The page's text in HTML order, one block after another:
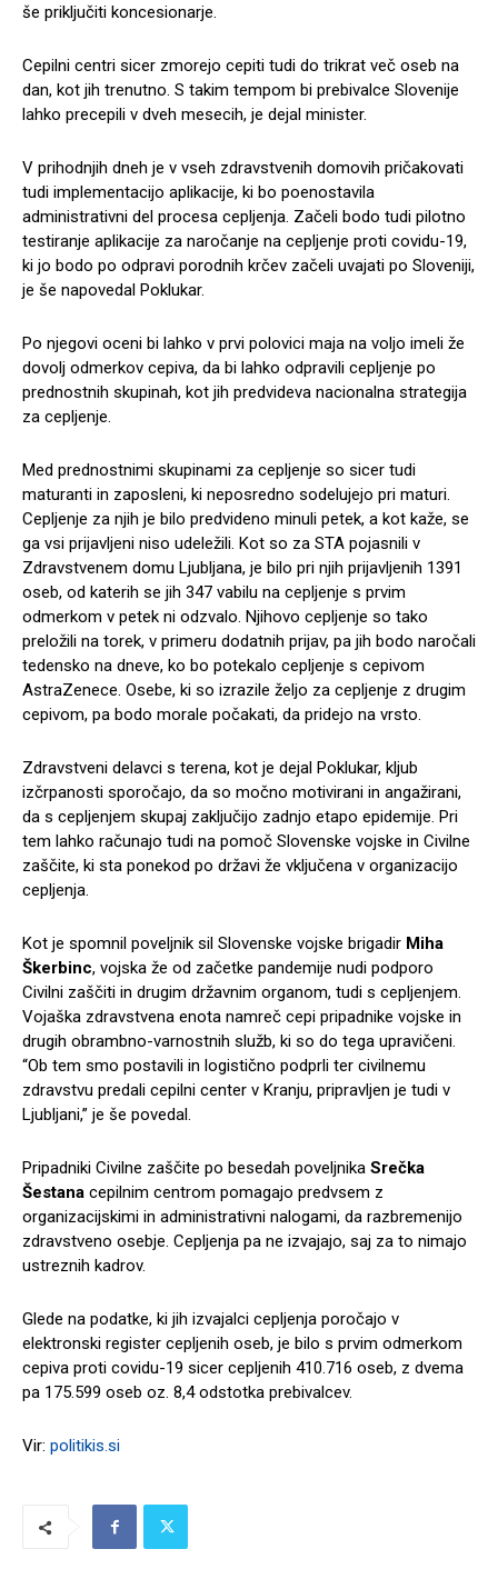
še priključiti koncesionarje.
Cepilni centri sicer zmorejo cepiti tudi do trikrat več oseb na
dan, kot jih trenutno. S takim tempom bi prebivalce Slovenije
lahko precepili v dveh mesecih, je dejal minister.
V prihodnjih dneh je v vseh zdravstvenih domovih pričakovati
tudi implementacijo aplikacije, ki bo poenostavila
administrativni del procesa cepljenja. Začeli bodo tudi pilotno
testiranje aplikacije za naročanje na cepljenje proti covidu-19,
ki jo bodo po odpravi porodnih krčev začeli uvajati po Sloveniji,
je še napovedal Poklukar.
Po njegovi oceni bi lahko v prvi polovici maja na voljo imeli že
dovolj odmerkov cepiva, da bi lahko odpravili cepljenje po
prednostnih skupinah, kot jih predvideva nacionalna strategija
za cepljenje.
Med prednostnimi skupinami za cepljenje so sicer tudi
maturanti in zaposleni, ki neposredno sodelujejo pri maturi.
Cepljenje za njih je bilo predvideno minuli petek, a kot kaže, se
ga vsi prijavljeni niso udeležili. Kot so za STA pojasnili v
Zdravstvenem domu Ljubljana, je bilo pri njih prijavljenih 1391
oseb, od katerih se jih 347 vabilu na cepljenje s prvim
odmerkom v petek ni odzvalo. Njihovo cepljenje so tako
preložili na torek, v primeru dodatnih prijav, pa jih bodo naročali
tedensko na dneve, ko bo potekalo cepljenje s cepivom
AstraZenece. Osebe, ki so izrazile željo za cepljenje z drugim
cepivom, pa bodo morale počakati, da pridejo na vrsto.
Zdravstveni delavci s terena, kot je dejal Poklukar, kljub
izčrpanosti sporočajo, da so močno motivirani in angažirani,
da s cepljenjem skupaj zaključijo zadnjo etapo epidemije. Pri
tem lahko računajo tudi na pomoč Slovenske vojske in Civilne
zaščite, ki sta ponekod po državi že vključena v organizacijo
cepljenja.
Kot je spomnil poveljnik sil Slovenske vojske brigadir Miha
Škerbinc, vojska že od začetke pandemije nudi podporo
Civilni zaščiti in drugim državnim organom, tudi s cepljenjem.
Vojaška zdravstvena enota namreč cepi pripadnike vojske in
drugih obrambno-varnostnih služb, ki so do tega upravičeni.
“Ob tem smo postavili in logistično podprli ter civilnemu
zdravstvu predali cepilni center v Kranju, pripravljen je tudi v
Ljubljani,” je še povedal.
Pripadniki Civilne zaščite po besedah poveljnika Srečka
Šestana cepilnim centrom pomagajo predvsem z
organizacijskimi in administrativni nalogami, da razbremenijo
zdravstveno osebje. Cepljenja pa ne izvajajo, saj za to nimajo
ustreznih kadrov.
Glede na podatke, ki jih izvajalci cepljenja poročajo v
elektronski register cepljenih oseb, je bilo s prvim odmerkom
cepiva proti covidu-19 sicer cepljenih 410.716 oseb, z dvema
pa 175.599 oseb oz. 8,4 odstotka prebivalcev.
Vir: politikis.si